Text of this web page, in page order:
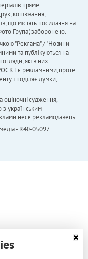
пряме
копіювання,
що містять посилання на
Група", заборонено.
"Реклама" / "Новини
та публікуються на
які в них
є рекламними, проте
і поділяє думки,
оціночні судження,
з українським
несе рекламодавець.
- R40-05097